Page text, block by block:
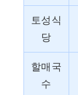
토성식
당
할매국
수